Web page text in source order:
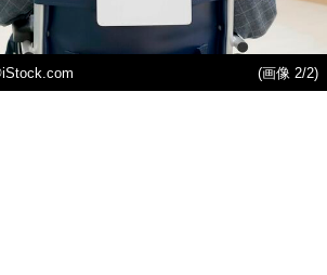
(画像 2/2)